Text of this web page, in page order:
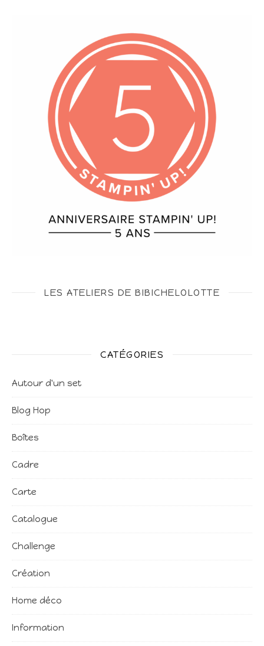
LES ATELIERS DE BIBICHELOLOTTE
CATÉGORIES
Autour d'un set
Blog Hop
Boîtes
Cadre
Carte
Catalogue
Challenge
Création
Home déco
Information